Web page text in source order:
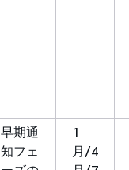
早期通
知フェ
1
月/4